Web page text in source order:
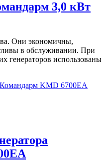
3,0 кВт
Они экономичны,
в обслуживании. При
генераторов использованы